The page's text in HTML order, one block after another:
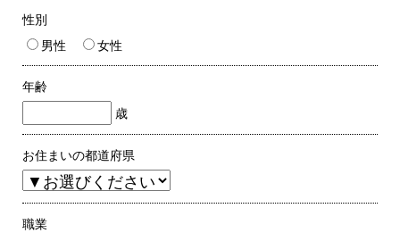
性別
男性
女性
年齢
歳
お住まいの都道府県
職業